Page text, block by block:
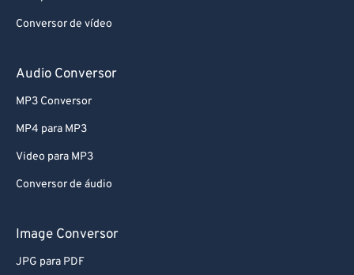
Conversor de vídeo
Audio Conversor
MP3 Conversor
MP4 para MP3
Video para MP3
Conversor de áudio
Image Conversor
JPG para PDF